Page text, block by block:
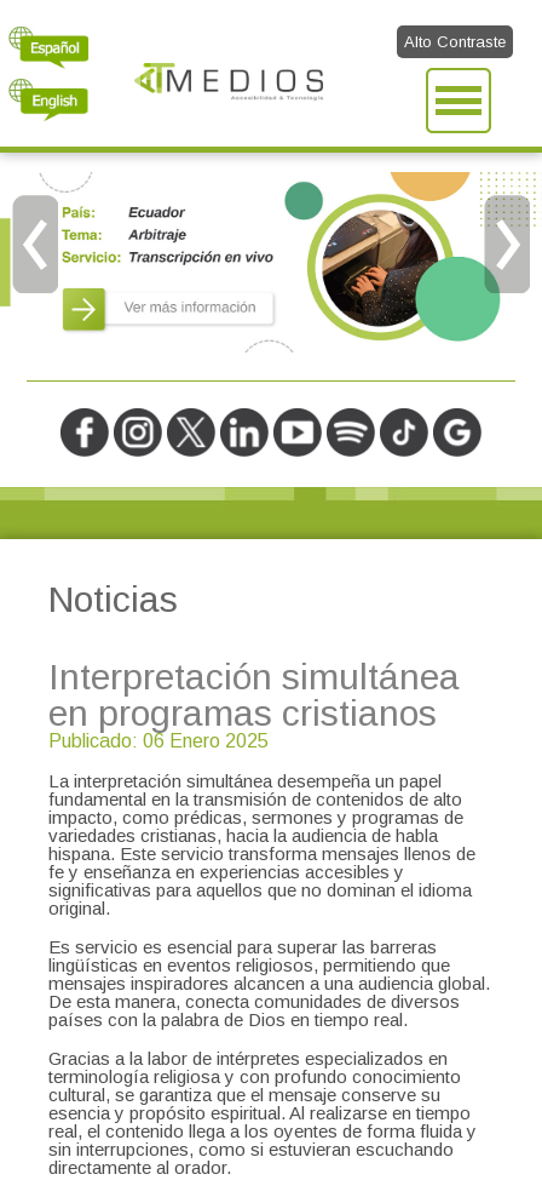
Alto Contraste
Noticias
Interpretación simultánea
en programas cristianos
Publicado: 06 Enero 2025
La interpretación simultánea desempeña un papel
fundamental en la transmisión de contenidos de alto
impacto, como prédicas, sermones y programas de
variedades cristianas, hacia la audiencia de habla
hispana. Este servicio transforma mensajes llenos de
fe y enseñanza en experiencias accesibles y
significativas para aquellos que no dominan el idioma
original.
Es servicio es esencial para superar las barreras
lingüísticas en eventos religiosos, permitiendo que
mensajes inspiradores alcancen a una audiencia global.
De esta manera, conecta comunidades de diversos
países con la palabra de Dios en tiempo real.
Gracias a la labor de intérpretes especializados en
terminología religiosa y con profundo conocimiento
cultural, se garantiza que el mensaje conserve su
esencia y propósito espiritual. Al realizarse en tiempo
real, el contenido llega a los oyentes de forma fluida y
sin interrupciones, como si estuvieran escuchando
directamente al orador.